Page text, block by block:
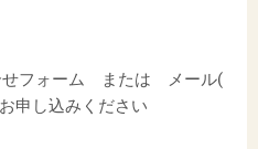
せフォーム または メール(
申し込みください